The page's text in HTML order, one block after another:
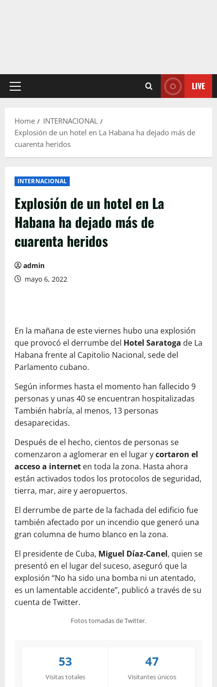
Primary
LIVE
Home
INTERNACIONAL
Explosión de un hotel en La Habana ha dejado más de
cuarenta heridos
INTERNACIONAL
Explosión de un hotel en La
Habana ha dejado más de
cuarenta heridos
admin
mayo 6, 2022
En la mañana de este viernes hubo una explosión
que provocó el derrumbe del Hotel Saratoga de La
Habana frente al Capitolio Nacional, sede del
Parlamento cubano.
Según informes hasta el momento han fallecido 9
personas y unas 40 se encuentran hospitalizadas
También habría, al menos, 13 personas
desaparecidas.
Después de el hecho, cientos de personas se
comenzaron a aglomerar en el lugar ycortaron el
acceso a internet en toda la zona. Hasta ahora
están activados todos los protocolos de seguridad,
tierra, mar, aire y aeropuertos.
El derrumbe de parte de la fachada del edificio fue
también afectado por un incendio que generó una
gran columna de humo blanco en la zona.
El presidente de Cuba, Miguel Díaz-Canel, quien se
presentó en el lugar del suceso, aseguró que la
explosión “No ha sido una bomba ni un atentado,
es un lamentable accidente”, publicó a través de su
cuenta de Twitter.
Fotos tomadas de Twitter.
53
Visitas totales
47
Visitantes únicos